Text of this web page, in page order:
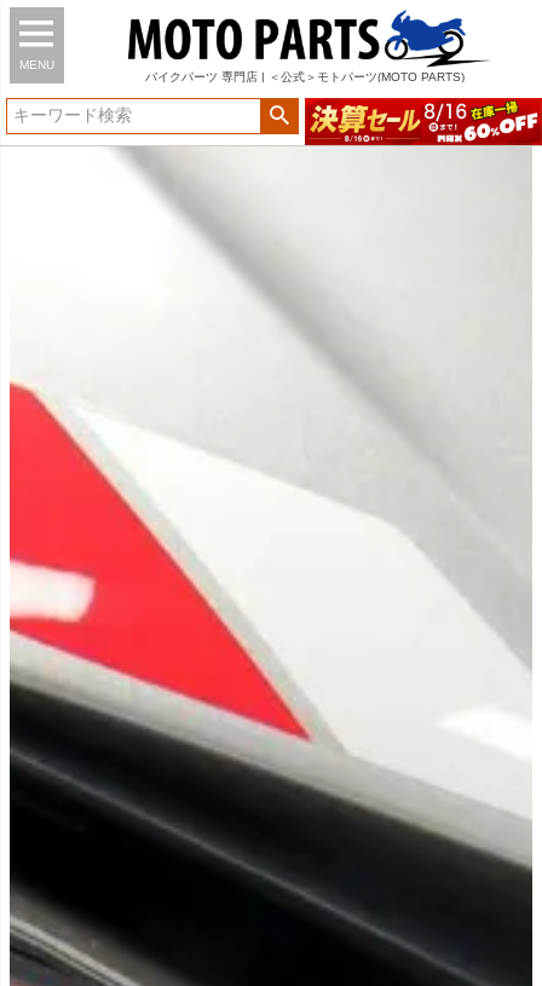
MENU
バイク パーツ 専門店 | ＜公式＞モトパーツ(MOTO PARTS)